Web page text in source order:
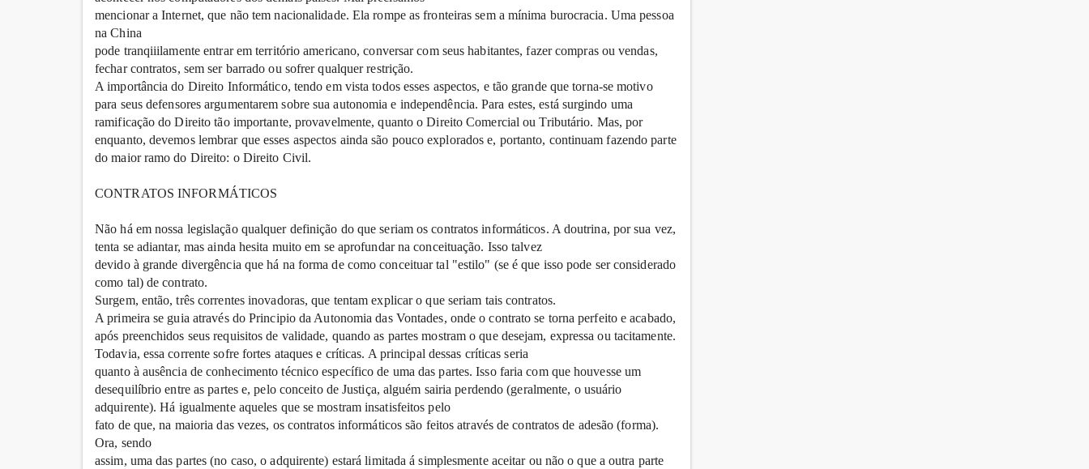
mencionar a Internet, que não tem nacionalidade. Ela rompe as fronteiras sem a mínima burocracia. Uma pessoa
na China
pode tranqiiilamente entrar em território americano, conversar com seus habitantes, fazer compras ou vendas,
fechar contratos, sem ser barrado ou sofrer qualquer restrição.
A importância do Direito Informático, tendo em vista todos esses aspectos, e tão grande que torna-se motivo
para seus defensores argumentarem sobre sua autonomia e independência. Para estes, está surgindo uma
ramificação do Direito tão importante, provavelmente, quanto o Direito Comercial ou Tributário. Mas, por
enquanto, devemos lembrar que esses aspectos ainda são pouco explorados e, portanto, continuam fazendo parte
do maior ramo do Direito: o Direito Civil.
CONTRATOS INFORMÁTICOS
Não há em nossa legislação qualquer definição do que seriam os contratos informáticos. A doutrina, por sua vez,
tenta se adiantar, mas ainda hesita muito em se aprofundar na conceituação. Isso talvez
devido à grande divergência que há na forma de como conceituar tal "estilo" (se é que isso pode ser considerado
como tal) de contrato.
Surgem, então, três correntes inovadoras, que tentam explicar o que seriam tais contratos.
A primeira se guia através do Principio da Autonomia das Vontades, onde o contrato se torna perfeito e acabado,
após preenchidos seus requisitos de validade, quando as partes mostram o que desejam, expressa ou tacitamente.
Todavia, essa corrente sofre fortes ataques e críticas. A principal dessas críticas seria
quanto à ausência de conhecimento técnico específico de uma das partes. Isso faria com que houvesse um
desequilíbrio entre as partes e, pelo conceito de Justiça, alguém sairia perdendo (geralmente, o usuário
adquirente). Há igualmente aqueles que se mostram insatisfeitos pelo
fato de que, na maioria das vezes, os contratos informáticos são feitos através de contratos de adesão (forma).
Ora, sendo
assim, uma das partes (no caso, o adquirente) estará limitada á simplesmente aceitar ou não o que a outra parte